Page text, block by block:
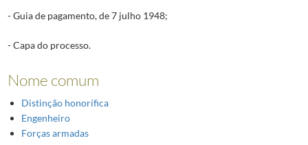
- Guia de pagamento, de 7 julho 1948;
- Capa do processo.
Nome comum
Distinção honorífica
Engenheiro
Forças armadas